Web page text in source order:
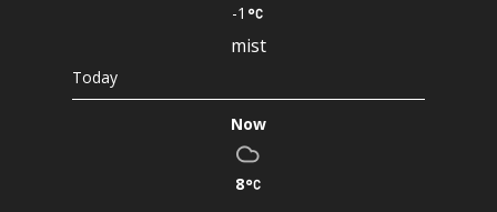
-1
mist
Today
Now
8